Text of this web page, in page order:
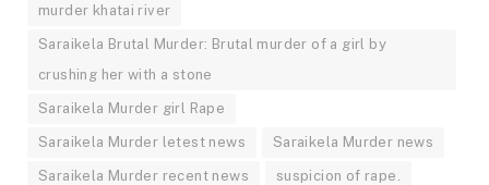
murder khatai river
Saraikela Brutal Murder: Brutal murder of a girl by
crushing her with a stone
Saraikela Murder girl Rape
Saraikela Murder letest news Saraikela Murder news
Saraikela Murder recent news suspicion of rape.